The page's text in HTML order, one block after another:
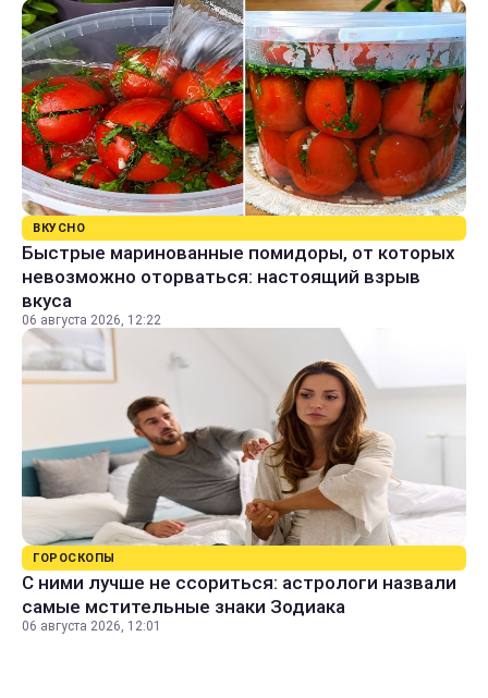
ВКУСНО
Быстрые маринованные помидоры, от которых
невозможно оторваться: настоящий взрыв
вкуса
06 августа 2026, 12:22
ГОРОСКОПЫ
С ними лучше не ссориться: астрологи назвали
самые мстительные знаки Зодиака
06 августа 2026, 12:01